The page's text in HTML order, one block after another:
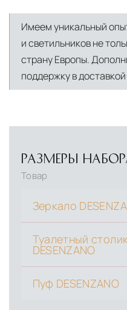
Имеем уникальный
и светильников не
страну Европы.
поддержку в
РАЗМЕРЫ
Товар
Зеркало
Туалетный
DESENZANO
Пуф DESENZANO